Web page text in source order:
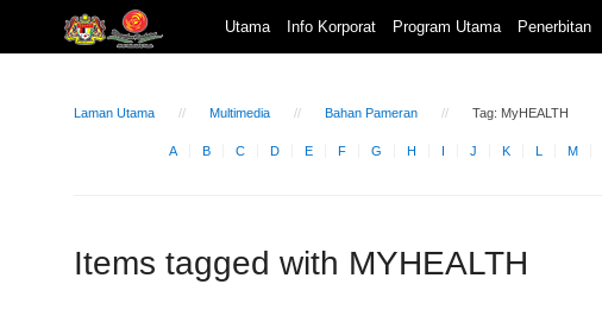
Utama Info Korporat Program Utama Penerbitan
Laman Utama Multimedia Bahan Pameran Tag: MyHEALTH
A B C D E F G H I J K L M
Items tagged with MYHEALTH